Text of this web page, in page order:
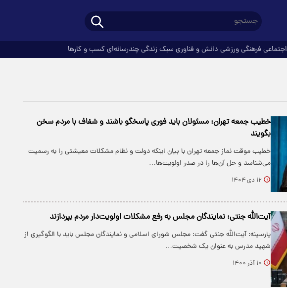
اجتماعی فرهنگیورزشی دانش و فناوری سبک زندگیچندرسانه‌ای کسب و کارها
خطیب جمعه تهران: مسئولان باید فوری پاسخگو باشند و شفاف با مردم سخن
بگویند
خطیب موقت نماز جمعه تهران با بیان اینکه دولت و نظام مشکلات معیشتی را به رسمیت
می‌شناسد و حل آن‌ها را در صدر اولویت‌ها…
۱۲ دی ۱۴۰۴
آیت‌الله جنتی: نمایندگان مجلس به رفع مشکلات اولویت‌دار مردم بپردازند
پارسینه: آیت‌الله جنتی گفت: مجلس شورای اسلامی و نمایندگان مجلس باید با الگوگیری از
شهید مدرس به عنوان یک شخصیت…
۱۰ آذر ۱۴۰۰